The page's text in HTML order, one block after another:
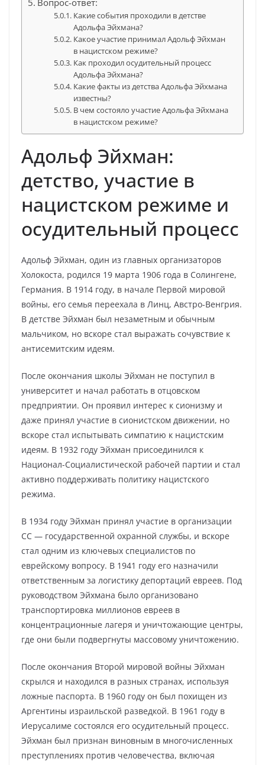
Вопрос-ответ:
Какие события проходили в детстве
Адольфа Эйхмана?
Какое участие принимал Адольф Эйхман
в нацистском режиме?
Как проходил осудительный процесс
Адольфа Эйхмана?
Какие факты из детства Адольфа Эйхмана
известны?
В чем состояло участие Адольфа Эйхмана
в нацистском режиме?
Адольф Эйхман:
детство, участие в
нацистском режиме и
осудительный процесс
Адольф Эйхман, один из главных организаторов
Холокоста, родился 19 марта 1906 года в Солингене,
Германия. В 1914 году, в начале Первой мировой
войны, его семья переехала в Линц, Австро-Венгрия.
В детстве Эйхман был незаметным и обычным
мальчиком, но вскоре стал выражать сочувствие к
антисемитским идеям.
После окончания школы Эйхман не поступил в
университет и начал работать в отцовском
предприятии. Он проявил интерес к сионизму и
даже принял участие в сионистском движении, но
вскоре стал испытывать симпатию к нацистским
идеям. В 1932 году Эйхман присоединился к
Национал-Социалистической рабочей партии и стал
активно поддерживать политику нацистского
режима.
В 1934 году Эйхман принял участие в организации
СС — государственной охранной службы, и вскоре
стал одним из ключевых специалистов по
еврейскому вопросу. В 1941 году его назначили
ответственным за логистику депортаций евреев. Под
руководством Эйхмана было организовано
транспортировка миллионов евреев в
концентрационные лагеря и уничтожающие центры,
где они были подвергнуты массовому уничтожению.
После окончания Второй мировой войны Эйхман
скрылся и находился в разных странах, используя
ложные паспорта. В 1960 году он был похищен из
Аргентины израильской разведкой. В 1961 году в
Иерусалиме состоялся его осудительный процесс.
Эйхман был признан виновным в многочисленных
преступлениях против человечества, включая